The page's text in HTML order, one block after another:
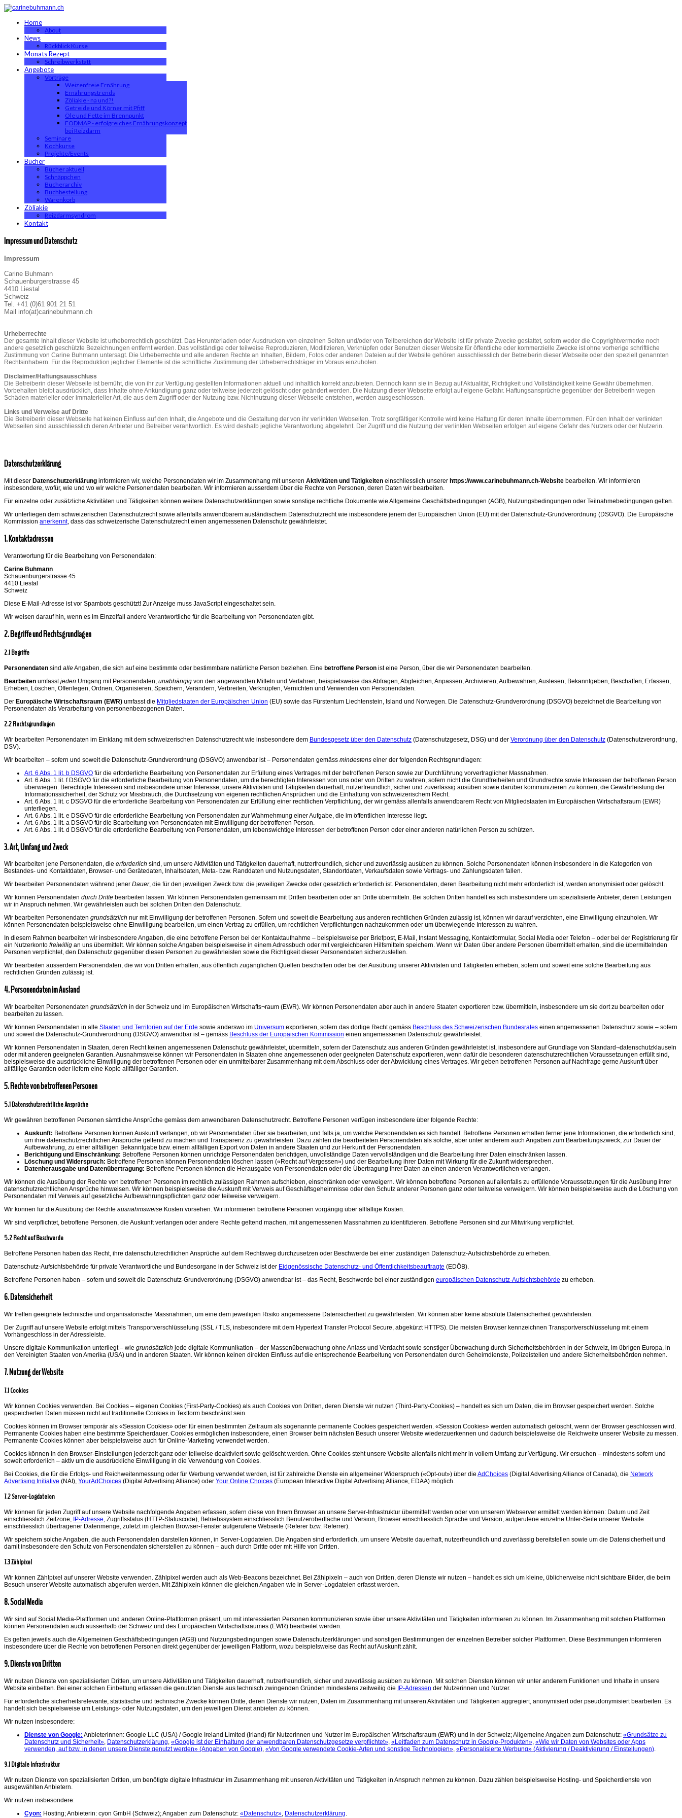
Home
About
News
Rückblick Kurse
Monats Rezept
Schreibwerkstatt
Angebote
Vorträge
Weizenfreie Ernährung
Ernährungstrends
Zöliakie - na und?!
Getreide und Körner mit Pfiff
Öle und Fette im Brennpunkt
FODMAP - erfolgreiches Ernährungskonzept
bei Reizdarm
Seminare
Kochkurse
Projekte/Events
Bücher
Bücher aktuell
Schnäppchen
Bücherarchiv
Buchbestellung
Warenkorb
Zöliakie
Reizdarmsyndrom
Kontakt
Impressum und Datenschutz
Impressum
Carine Buhmann
Schauenburgerstrasse 45
4410 Liestal
Schweiz
Tel. +41 (0)61 901 21 51
Mail info(at)carinebuhmann.ch
Urheberrechte
Der gesamte Inhalt dieser Website ist urheberrechtlich geschützt. Das Herunterladen oder Ausdrucken von einzelnen Seiten und/oder von Teilbereichen der Website ist für private Zwecke gestattet, sofern weder die Copyrightvermerke noch
andere gesetzlich geschützte Bezeichnungen entfernt werden. Das vollständige oder teilweise Reproduzieren, Modifizieren, Verknüpfen oder Benutzen dieser Website für öffentliche oder kommerzielle Zwecke ist ohne vorherige schriftliche
Zustimmung von Carine Buhmann untersagt. Die Urheberrechte und alle anderen Rechte an Inhalten, Bildern, Fotos oder anderen Dateien auf der Website gehören ausschliesslich der Betreiberin dieser Webseite oder den speziell genannten
Rechtsinhabern. Für die Reproduktion jeglicher Elemente ist die schriftliche Zustimmung der Urheberrechtsträger im Voraus einzuholen.
Disclaimer/Haftungsausschluss
Die Betreiberin dieser Webseite ist bemüht, die von ihr zur Verfügung gestellten Informationen aktuell und inhaltlich korrekt anzubieten. Dennoch kann sie in Bezug auf Aktualität, Richtigkeit und Vollständigkeit keine Gewähr übernehmen.
Vorbehalten bleibt ausdrücklich, dass Inhalte ohne Ankündigung ganz oder teilweise jederzeit gelöscht oder geändert werden. Die Nutzung dieser Webseite erfolgt auf eigene Gefahr. Haftungsansprüche gegenüber der Betreiberin wegen
Schäden materieller oder immaterieller Art, die aus dem Zugriff oder der Nutzung bzw. Nichtnutzung dieser Webseite entstehen, werden ausgeschlossen.
Links und Verweise auf Dritte
Die Betreiberin dieser Webseite hat keinen Einfluss auf den Inhalt, die Angebote und die Gestaltung der von ihr verlinkten Webseiten. Trotz sorgfältiger Kontrolle wird keine Haftung für deren Inhalte übernommen. Für den Inhalt der verlinkten
Webseiten sind ausschliesslich deren Anbieter und Betreiber verantwortlich. Es wird deshalb jegliche Verantwortung abgelehnt. Der Zugriff und die Nutzung der verlinkten Webseiten erfolgen auf eigene Gefahr des Nutzers oder der Nutzerin.
Datenschutzerklärung
Mit dieser Datenschutzerklärung informieren wir, welche Personendaten wir im Zusammenhang mit unseren Aktivitäten und Tätigkeiten einschliesslich unserer https://www.carinebuhmann.ch-Website bearbeiten. Wir informieren
insbesondere, wofür, wie und wo wir welche Personendaten bearbeiten. Wir informieren ausserdem über die Rechte von Personen, deren Daten wir bearbeiten.
Für einzelne oder zusätzliche Aktivitäten und Tätigkeiten können weitere Datenschutzerklärungen sowie sonstige rechtliche Dokumente wie Allgemeine Geschäftsbedingungen (AGB), Nutzungsbedingungen oder Teilnahmebedingungen gelten.
Wir unterliegen dem schweizerischen Datenschutzrecht sowie allenfalls anwendbarem ausländischem Datenschutzrecht wie insbesondere jenem der Europäischen Union (EU) mit der Datenschutz-Grundverordnung (DSGVO). Die Europäische
Kommission anerkennt, dass das schweizerische Datenschutzrecht einen angemessenen Datenschutz gewährleistet.
1. Kontaktadressen
Verantwortung für die Bearbeitung von Personendaten:
Carine Buhmann
Schauenburgerstrasse 45
4410 Liestal
Schweiz
Diese E-Mail-Adresse ist vor Spambots geschützt! Zur Anzeige muss JavaScript eingeschaltet sein.
Wir weisen darauf hin, wenn es im Einzelfall andere Verantwortliche für die Bearbeitung von Personendaten gibt.
2. Begriffe und Rechtsgrundlagen
2.1 Begriffe
Personendaten sind alleAngaben, die sich auf eine bestimmte oder bestimmbare natürliche Person beziehen. Eine betroffene Person ist eine Person, über die wir Personendaten bearbeiten.
Bearbeiten umfasstjeden Umgang mit Personendaten, unabhängig von den angewandten Mitteln und Verfahren, beispielsweise das Abfragen, Abgleichen, Anpassen, Archivieren, Aufbewahren, Auslesen, Bekanntgeben, Beschaffen, Erfassen,
Erheben, Löschen, Offenlegen, Ordnen, Organisieren, Speichern, Verändern, Verbreiten, Verknüpfen, Vernichten und Verwenden von Personendaten.
Der Europäische Wirtschaftsraum (EWR) umfasst die Mitgliedstaaten der Europäischen Union (EU) sowie das Fürstentum Liechtenstein, Island und Norwegen. Die Datenschutz-Grundverordnung (DSGVO) bezeichnet die Bearbeitung von
Personendaten als Verarbeitung von personenbezogenen Daten.
2.2 Rechtsgrundlagen
Wir bearbeiten Personendaten im Einklang mit dem schweizerischen Datenschutzrecht wie insbesondere dem Bundesgesetz über den Datenschutz (Datenschutzgesetz, DSG) und der Verordnung über den Datenschutz (Datenschutzverordnung,
DSV).
Wir bearbeiten – sofern und soweit die Datenschutz-Grundverordnung (DSGVO) anwendbar ist – Personendaten gemäss mindestens einer der folgenden Rechtsgrundlagen:
Art. 6 Abs. 1 lit. b DSGVO für die erforderliche Bearbeitung von Personendaten zur Erfüllung eines Vertrages mit der betroffenen Person sowie zur Durchführung vorvertraglicher Massnahmen.
Art. 6 Abs. 1 lit. f DSGVO für die erforderliche Bearbeitung von Personendaten, um die berechtigten Interessen von uns oder von Dritten zu wahren, sofern nicht die Grundfreiheiten und Grundrechte sowie Interessen der betroffenen Person
überwiegen. Berechtigte Interessen sind insbesondere unser Interesse, unsere Aktivitäten und Tätigkeiten dauerhaft, nutzerfreundlich, sicher und zuverlässig ausüben sowie darüber kommunizieren zu können, die Gewährleistung der
Informationssicherheit, der Schutz vor Missbrauch, die Durchsetzung von eigenen rechtlichen Ansprüchen und die Einhaltung von schweizerischem Recht.
Art. 6 Abs. 1 lit. c DSGVO für die erforderliche Bearbeitung von Personendaten zur Erfüllung einer rechtlichen Verpflichtung, der wir gemäss allenfalls anwendbarem Recht von Mitgliedstaaten im Europäischen Wirtschaftsraum (EWR)
unterliegen.
Art. 6 Abs. 1 lit. e DSGVO für die erforderliche Bearbeitung von Personendaten zur Wahrnehmung einer Aufgabe, die im öffentlichen Interesse liegt.
Art. 6 Abs. 1 lit. a DSGVO für die Bearbeitung von Personendaten mit Einwilligung der betroffenen Person.
Art. 6 Abs. 1 lit. d DSGVO für die erforderliche Bearbeitung von Personendaten, um lebenswichtige Interessen der betroffenen Person oder einer anderen natürlichen Person zu schützen.
3. Art, Umfang und Zweck
Wir bearbeiten jene Personendaten, die erforderlich sind, um unsere Aktivitäten und Tätigkeiten dauerhaft, nutzerfreundlich, sicher und zuverlässig ausüben zu können. Solche Personendaten können insbesondere in die Kategorien von
Bestandes- und Kontaktdaten, Browser- und Gerätedaten, Inhaltsdaten, Meta- bzw. Randdaten und Nutzungsdaten, Standortdaten, Verkaufsdaten sowie Vertrags- und Zahlungsdaten fallen.
Wir bearbeiten Personendaten während jener Dauer, die für den jeweiligen Zweck bzw. die jeweiligen Zwecke oder gesetzlich erforderlich ist. Personendaten, deren Bearbeitung nicht mehr erforderlich ist, werden anonymisiert oder gelöscht.
Wir können Personendaten durch Dritte bearbeiten lassen. Wir können Personendaten gemeinsam mit Dritten bearbeiten oder an Dritte übermitteln. Bei solchen Dritten handelt es sich insbesondere um spezialisierte Anbieter, deren Leistungen
wir in Anspruch nehmen. Wir gewährleisten auch bei solchen Dritten den Datenschutz.
Wir bearbeiten Personendaten grundsätzlich nur mit Einwilligung der betroffenen Personen. Sofern und soweit die Bearbeitung aus anderen rechtlichen Gründen zulässig ist, können wir darauf verzichten, eine Einwilligung einzuholen. Wir
können Personendaten beispielsweise ohne Einwilligung bearbeiten, um einen Vertrag zu erfüllen, um rechtlichen Verpflichtungen nachzukommen oder um überwiegende Interessen zu wahren.
In diesem Rahmen bearbeiten wir insbesondere Angaben, die eine betroffene Person bei der Kontaktaufnahme – beispielsweise per Briefpost, E-Mail, Instant Messaging, Kontaktformular, Social Media oder Telefon – oder bei der Registrierung für
ein Nutzerkonto freiwillig an uns übermittelt. Wir können solche Angaben beispielsweise in einem Adressbuch oder mit vergleichbaren Hilfsmitteln speichern. Wenn wir Daten über andere Personen übermittelt erhalten, sind die übermittelnden
Personen verpflichtet, den Datenschutz gegenüber diesen Personen zu gewährleisten sowie die Richtigkeit dieser Personendaten sicherzustellen.
Wir bearbeiten ausserdem Personendaten, die wir von Dritten erhalten, aus öffentlich zugänglichen Quellen beschaffen oder bei der Ausübung unserer Aktivitäten und Tätigkeiten erheben, sofern und soweit eine solche Bearbeitung aus
rechtlichen Gründen zulässig ist.
4. Personendaten im Ausland
Wir bearbeiten Personendaten grundsätzlich in der Schweiz und im Europäischen Wirtschafts¬raum (EWR). Wir können Personendaten aber auch in andere Staaten exportieren bzw. übermitteln, insbesondere um sie dort zu bearbeiten oder
bearbeiten zu lassen.
Wir können Personendaten in alle Staaten und Territorien auf der Erde sowie anderswo im Universum exportieren, sofern das dortige Recht gemäss Beschluss des Schweizerischen Bundesrates einen angemessenen Datenschutz sowie – sofern
und soweit die Datenschutz-Grundverordnung (DSGVO) anwendbar ist – gemäss Beschluss der Europäischen Kommission einen angemessenen Datenschutz gewährleistet.
Wir können Personendaten in Staaten, deren Recht keinen angemessenen Datenschutz gewährleistet, übermitteln, sofern der Datenschutz aus anderen Gründen gewährleistet ist, insbesondere auf Grundlage von Standard¬datenschutzklauseln
oder mit anderen geeigneten Garantien. Ausnahmsweise können wir Personendaten in Staaten ohne angemessenen oder geeigneten Datenschutz exportieren, wenn dafür die besonderen datenschutzrechtlichen Voraussetzungen erfüllt sind,
beispielsweise die ausdrückliche Einwilligung der betroffenen Personen oder ein unmittelbarer Zusammenhang mit dem Abschluss oder der Abwicklung eines Vertrages. Wir geben betroffenen Personen auf Nachfrage gerne Auskunft über
allfällige Garantien oder liefern eine Kopie allfälliger Garantien.
5. Rechte von betroffenen Personen
5.1 Datenschutzrechtliche Ansprüche
Wir gewähren betroffenen Personen sämtliche Ansprüche gemäss dem anwendbaren Datenschutzrecht. Betroffene Personen verfügen insbesondere über folgende Rechte:
Auskunft: Betroffene Personen können Auskunft verlangen, ob wir Personendaten über sie bearbeiten, und falls ja, um welche Personendaten es sich handelt. Betroffene Personen erhalten ferner jene Informationen, die erforderlich sind,
um ihre datenschutzrechtlichen Ansprüche geltend zu machen und Transparenz zu gewährleisten. Dazu zählen die bearbeiteten Personendaten als solche, aber unter anderem auch Angaben zum Bearbeitungszweck, zur Dauer der
Aufbewahrung, zu einer allfälligen Bekanntgabe bzw. einem allfälligen Export von Daten in andere Staaten und zur Herkunft der Personendaten.
Berichtigung und Einschränkung: Betroffene Personen können unrichtige Personendaten berichtigen, unvollständige Daten vervollständigen und die Bearbeitung ihrer Daten einschränken lassen.
Löschung und Widerspruch: Betroffene Personen können Personendaten löschen lassen («Recht auf Vergessen») und der Bearbeitung ihrer Daten mit Wirkung für die Zukunft widersprechen.
Datenherausgabe und Datenübertragung: Betroffene Personen können die Herausgabe von Personendaten oder die Übertragung ihrer Daten an einen anderen Verantwortlichen verlangen.
Wir können die Ausübung der Rechte von betroffenen Personen im rechtlich zulässigen Rahmen aufschieben, einschränken oder verweigern. Wir können betroffene Personen auf allenfalls zu erfüllende Voraussetzungen für die Ausübung ihrer
datenschutzrechtlichen Ansprüche hinweisen. Wir können beispielsweise die Auskunft mit Verweis auf Geschäftsgeheimnisse oder den Schutz anderer Personen ganz oder teilweise verweigern. Wir können beispielsweise auch die Löschung von
Personendaten mit Verweis auf gesetzliche Aufbewahrungspflichten ganz oder teilweise verweigern.
Wir können für die Ausübung der Rechte ausnahmsweise Kosten vorsehen. Wir informieren betroffene Personen vorgängig über allfällige Kosten.
Wir sind verpflichtet, betroffene Personen, die Auskunft verlangen oder andere Rechte geltend machen, mit angemessenen Massnahmen zu identifizieren. Betroffene Personen sind zur Mitwirkung verpflichtet.
5.2 Recht auf Beschwerde
Betroffene Personen haben das Recht, ihre datenschutzrechtlichen Ansprüche auf dem Rechtsweg durchzusetzen oder Beschwerde bei einer zuständigen Datenschutz-Aufsichtsbehörde zu erheben.
Datenschutz-Aufsichtsbehörde für private Verantwortliche und Bundesorgane in der Schweiz ist der Eidgenössische Datenschutz- und Öffentlichkeitsbeauftragte (EDÖB).
Betroffene Personen haben – sofern und soweit die Datenschutz-Grundverordnung (DSGVO) anwendbar ist – das Recht, Beschwerde bei einer zuständigen europäischen Datenschutz-Aufsichtsbehörde zu erheben.
6. Datensicherheit
Wir treffen geeignete technische und organisatorische Massnahmen, um eine dem jeweiligen Risiko angemessene Datensicherheit zu gewährleisten. Wir können aber keine absolute Datensicherheit gewährleisten.
Der Zugriff auf unsere Website erfolgt mittels Transportverschlüsselung (SSL / TLS, insbesondere mit dem Hypertext Transfer Protocol Secure, abgekürzt HTTPS). Die meisten Browser kennzeichnen Transportverschlüsselung mit einem
Vorhängeschloss in der Adressleiste.
Unsere digitale Kommunikation unterliegt – wie grundsätzlich jede digitale Kommunikation – der Massenüberwachung ohne Anlass und Verdacht sowie sonstiger Überwachung durch Sicherheitsbehörden in der Schweiz, im übrigen Europa, in
den Vereinigten Staaten von Amerika (USA) und in anderen Staaten. Wir können keinen direkten Einfluss auf die entsprechende Bearbeitung von Personendaten durch Geheimdienste, Polizeistellen und andere Sicherheitsbehörden nehmen.
7. Nutzung der Website
7.1 Cookies
Wir können Cookies verwenden. Bei Cookies – eigenen Cookies (First-Party-Cookies) als auch Cookies von Dritten, deren Dienste wir nutzen (Third-Party-Cookies) – handelt es sich um Daten, die im Browser gespeichert werden. Solche
gespeicherten Daten müssen nicht auf traditionelle Cookies in Textform beschränkt sein.
Cookies können im Browser temporär als «Session Cookies» oder für einen bestimmten Zeitraum als sogenannte permanente Cookies gespeichert werden. «Session Cookies» werden automatisch gelöscht, wenn der Browser geschlossen wird.
Permanente Cookies haben eine bestimmte Speicherdauer. Cookies ermöglichen insbesondere, einen Browser beim nächsten Besuch unserer Website wiederzuerkennen und dadurch beispielsweise die Reichweite unserer Website zu messen.
Permanente Cookies können aber beispielsweise auch für Online-Marketing verwendet werden.
Cookies können in den Browser-Einstellungen jederzeit ganz oder teilweise deaktiviert sowie gelöscht werden. Ohne Cookies steht unsere Website allenfalls nicht mehr in vollem Umfang zur Verfügung. Wir ersuchen – mindestens sofern und
soweit erforderlich – aktiv um die ausdrückliche Einwilligung in die Verwendung von Cookies.
Bei Cookies, die für die Erfolgs- und Reichweitenmessung oder für Werbung verwendet werden, ist für zahlreiche Dienste ein allgemeiner Widerspruch («Opt-out») über die AdChoices (Digital Advertising Alliance of Canada), die Network
Advertising Initiative (NAI), YourAdChoices (Digital Advertising Alliance) oder Your Online Choices (European Interactive Digital Advertising Alliance, EDAA) möglich.
7.2 Server-Logdateien
Wir können für jeden Zugriff auf unsere Website nachfolgende Angaben erfassen, sofern diese von Ihrem Browser an unsere Server-Infrastruktur übermittelt werden oder von unserem Webserver ermittelt werden können: Datum und Zeit
einschliesslich Zeitzone, IP-Adresse, Zugriffsstatus (HTTP-Statuscode), Betriebssystem einschliesslich Benutzeroberfläche und Version, Browser einschliesslich Sprache und Version, aufgerufene einzelne Unter-Seite unserer Website
einschliesslich übertragener Datenmenge, zuletzt im gleichen Browser-Fenster aufgerufene Webseite (Referer bzw. Referrer).
Wir speichern solche Angaben, die auch Personendaten darstellen können, in Server-Logdateien. Die Angaben sind erforderlich, um unsere Website dauerhaft, nutzerfreundlich und zuverlässig bereitstellen sowie um die Datensicherheit und
damit insbesondere den Schutz von Personendaten sicherstellen zu können – auch durch Dritte oder mit Hilfe von Dritten.
7.3 Zählpixel
Wir können Zählpixel auf unserer Website verwenden. Zählpixel werden auch als Web-Beacons bezeichnet. Bei Zählpixeln – auch von Dritten, deren Dienste wir nutzen – handelt es sich um kleine, üblicherweise nicht sichtbare Bilder, die beim
Besuch unserer Website automatisch abgerufen werden. Mit Zählpixeln können die gleichen Angaben wie in Server-Logdateien erfasst werden.
8. Social Media
Wir sind auf Social Media-Plattformen und anderen Online-Plattformen präsent, um mit interessierten Personen kommunizieren sowie über unsere Aktivitäten und Tätigkeiten informieren zu können. Im Zusammenhang mit solchen Plattformen
können Personendaten auch ausserhalb der Schweiz und des Europäischen Wirtschaftsraumes (EWR) bearbeitet werden.
Es gelten jeweils auch die Allgemeinen Geschäftsbedingungen (AGB) und Nutzungsbedingungen sowie Datenschutzerklärungen und sonstigen Bestimmungen der einzelnen Betreiber solcher Plattformen. Diese Bestimmungen informieren
insbesondere über die Rechte von betroffenen Personen direkt gegenüber der jeweiligen Plattform, wozu beispielsweise das Recht auf Auskunft zählt.
9. Dienste von Dritten
Wir nutzen Dienste von spezialisierten Dritten, um unsere Aktivitäten und Tätigkeiten dauerhaft, nutzerfreundlich, sicher und zuverlässig ausüben zu können. Mit solchen Diensten können wir unter anderem Funktionen und Inhalte in unsere
Website einbetten. Bei einer solchen Einbettung erfassen die genutzten Dienste aus technisch zwingenden Gründen mindestens zeitweilig die
IP-Adressen der Nutzerinnen und Nutzer.
Für erforderliche sicherheitsrelevante, statistische und technische Zwecke können Dritte, deren Dienste wir nutzen, Daten im Zusammenhang mit unseren Aktivitäten und Tätigkeiten aggregiert, anonymisiert oder pseudonymisiert bearbeiten. Es
handelt sich beispielsweise um Leistungs- oder Nutzungsdaten, um den jeweiligen Dienst anbieten zu können.
Wir nutzen insbesondere:
Dienste von Google: Anbieterinnen: Google LLC (USA) / Google Ireland Limited (Irland) für Nutzerinnen und Nutzer im Europäischen Wirtschaftsraum (EWR) und in der Schweiz; Allgemeine Angaben zum Datenschutz: «Grundsätze zu
Datenschutz und Sicherheit», Datenschutzerklärung, «Google ist der Einhaltung der anwendbaren Datenschutzgesetze verpflichtet», «Leitfaden zum Datenschutz in Google-Produkten», «Wie wir Daten von Websites oder Apps
verwenden, auf bzw. in denen unsere Dienste genutzt werden» (Angaben von Google), «Von Google verwendete Cookie-Arten und sonstige Technologien», «Personalisierte Werbung» (Aktivierung / Deaktivierung / Einstellungen).
9.1 Digitale Infrastruktur
Wir nutzen Dienste von spezialisierten Dritten, um benötigte digitale Infrastruktur im Zusammenhang mit unseren Aktivitäten und Tätigkeiten in Anspruch nehmen zu können. Dazu zählen beispielsweise Hosting- und Speicherdienste von
ausgewählten Anbietern.
Wir nutzen insbesondere:
Cyon: Hosting; Anbieterin: cyon GmbH (Schweiz); Angaben zum Datenschutz: «Datenschutz», Datenschutzerklärung.